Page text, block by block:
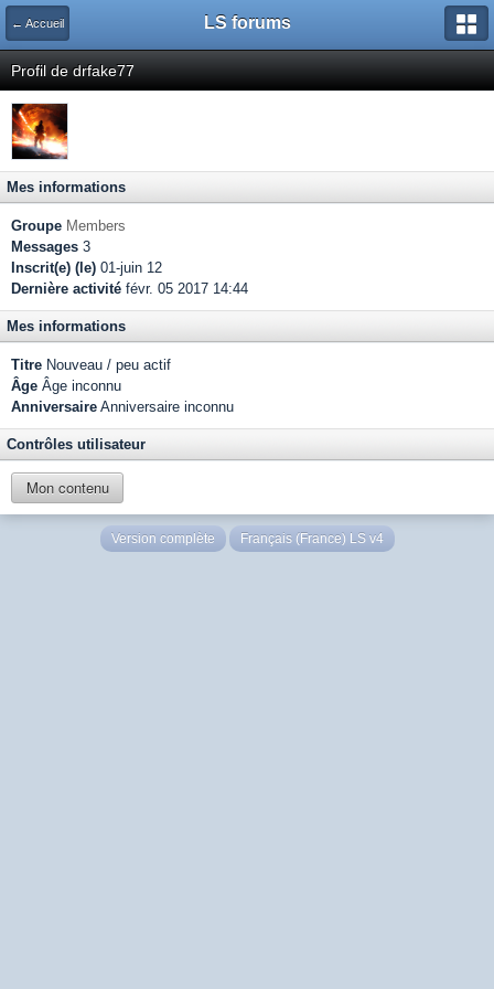
← Accueil LS forums
Profil de drfake77
Mes informations
Groupe Members
Messages 3
Inscrit(e) (le) 01-juin 12
Dernière activité févr. 05 2017 14:44
Mes informations
Titre Nouveau / peu actif
Âge Âge inconnu
Anniversaire Anniversaire inconnu
Contrôles utilisateur
Mon contenu
Version complète Français (France) LS v4